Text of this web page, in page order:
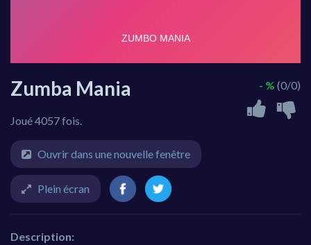
Zumba Mania
Joué 4057 fois.
- % (0/0)
Ouvrir dans une nouvelle fenêtre
Plein écran
Description: